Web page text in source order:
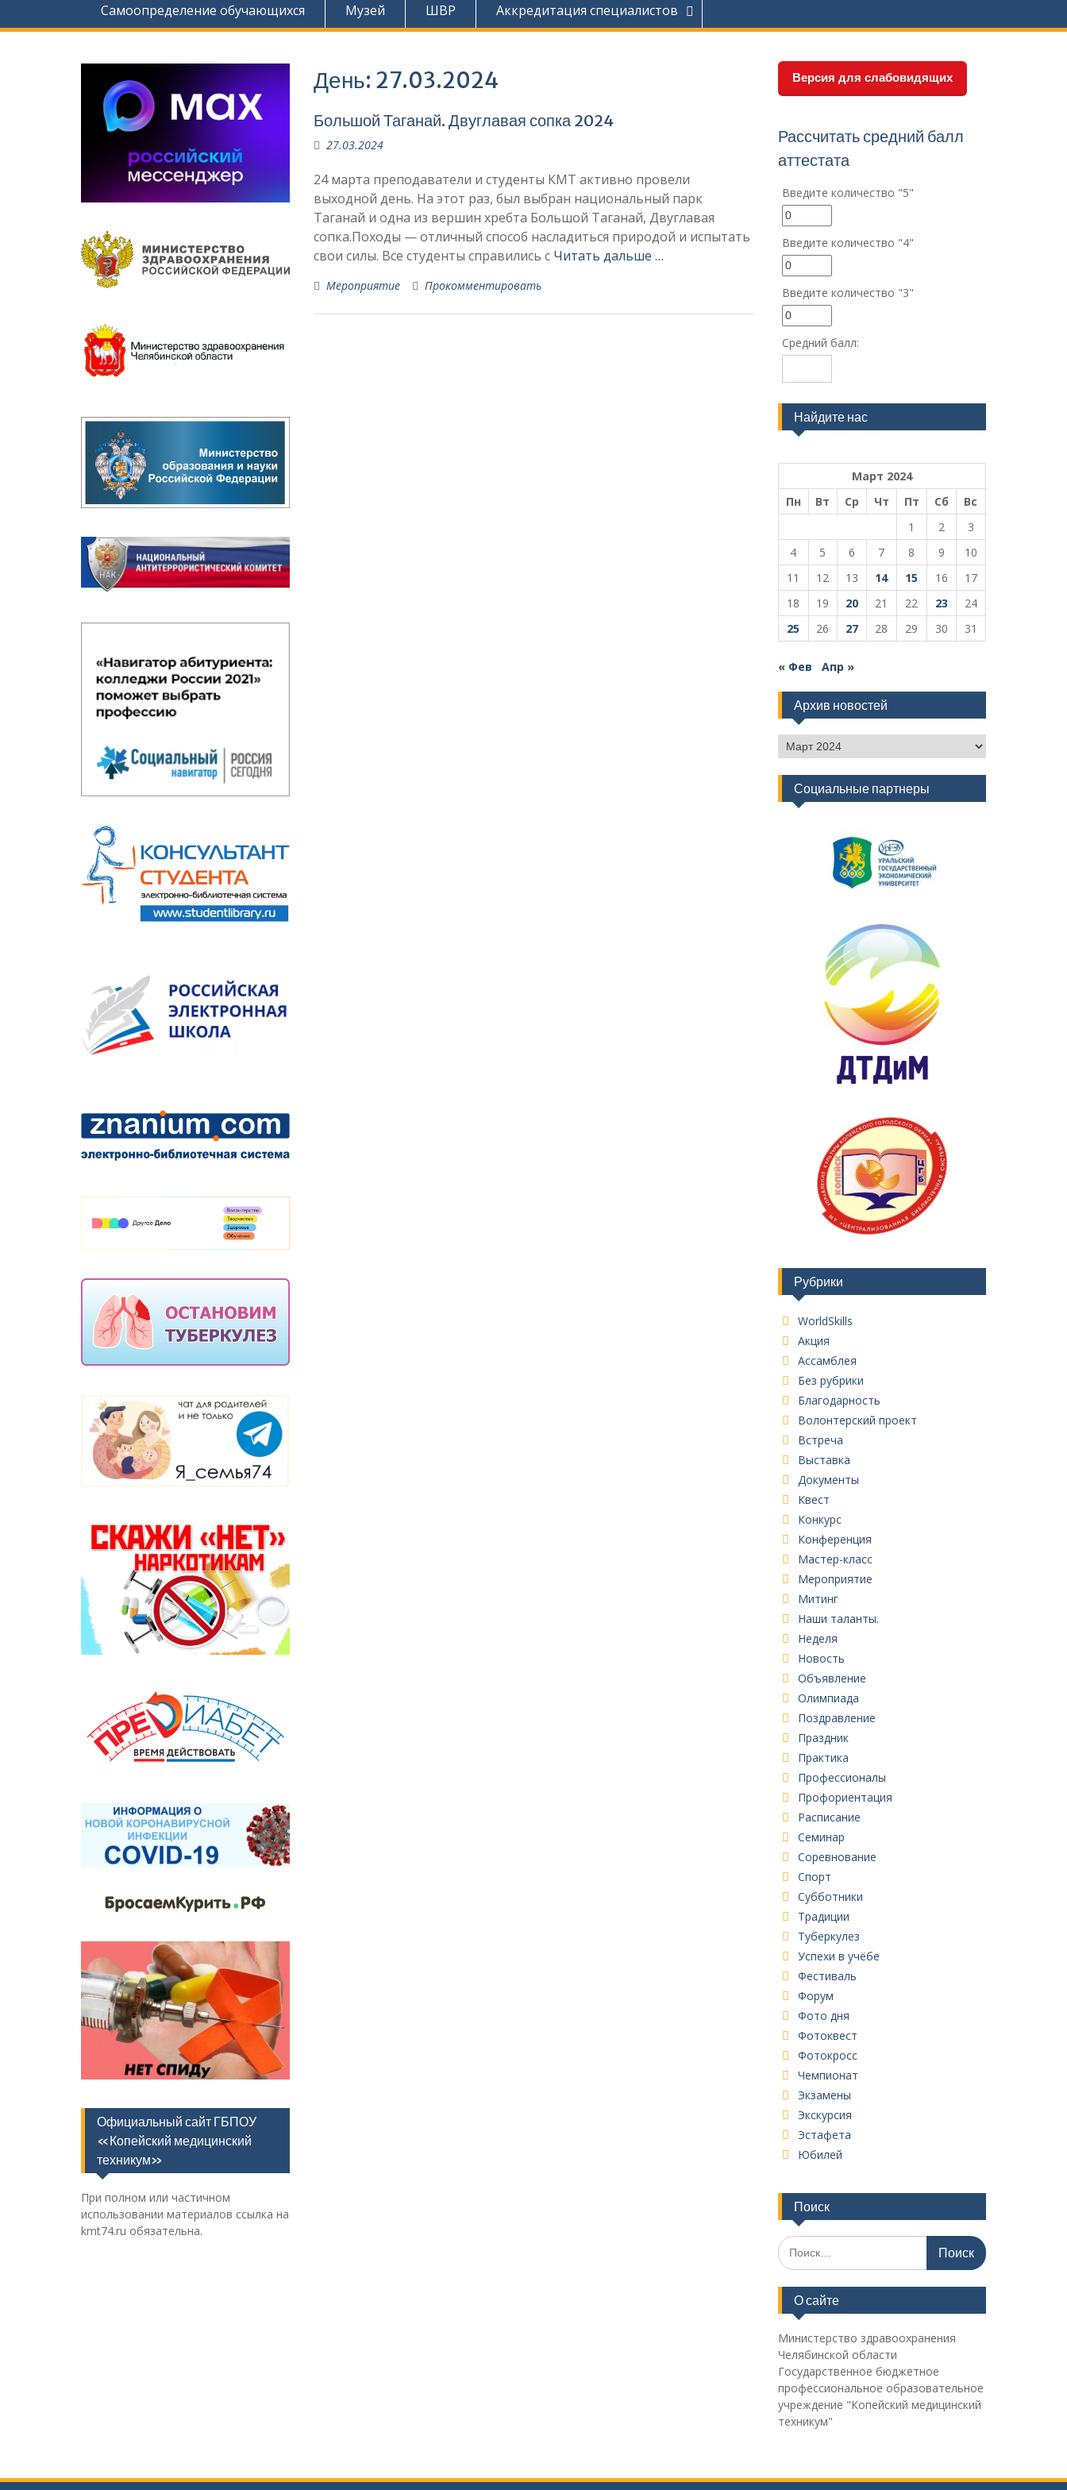
Самоопределение обучающихся
Музей ШВР Аккредитация специалистов
День: 27.03.2024
Большой Таганай. Двуглавая сопка 2024
27.03.2024
24 марта преподаватели и студенты КМТ активно провели
выходной день. На этот раз, был выбран национальный парк
Таганай и одна из вершин хребта Большой Таганай, Двуглавая
сопка.Походы — отличный способ насладиться природой и испытать
свои силы. Все студенты справились с Читать дальше …
Мероприятие Прокомментировать
Версия для слабовидящих
Рассчитать средний балл
аттестата
Введите количество "5"
Введите количество "4"
Введите количество "3"
Средний балл:
Найдите нас
Март 2024
Пн
Вт Ср Чт Пт Сб
Вс
1
2
3
4
5 6 7 8 9
10
11
12 13 14 15 16
17
18
19 20 21 22 23
24
25
26 27 28 29 30 31
« Фев Апр »
Архив новостей
Архив
новостей
Социальные партнеры
Рубрики
WorldSkills
Акция
Ассамблея
Без рубрики
Благодарность
Волонтерский проект
Встреча
Выставка
Документы
Квест
Конкурс
Конференция
Мастер-класс
Мероприятие
Митинг
Наши таланты.
Неделя
Новость
Объявление
Олимпиада
Поздравление
Праздник
Практика
Профессионалы
Профориентация
Расписание
Семинар
Соревнование
Спорт
Субботники
Традиции
Туберкулез
Успехи в учёбе
Фестиваль
Форум
Фото дня
Фотоквест
Фотокросс
Чемпионат
Экзамены
Экскурсия
Эстафета
Юбилей
Поиск
Поиск
по:
О сайте
Министерство здравоохранения
Челябинской области
Государственное бюджетное
профессиональное образовательное
учреждение "Копейский медицинский
техникум"
Официальный сайт ГБПОУ
«Копейский медицинский
техникум»
При полном или частичном
использовании материалов ссылка на
kmt74.ru обязательна.